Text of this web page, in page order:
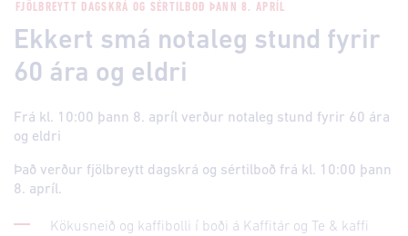
FJÖLBREYTT DAGSKRÁ OG SÉRTILBOÐ ÞANN 8. APRÍL
Ekkert smá notaleg stund fyrir
60 ára og eldri
Frá kl. 10:00 þann 8. apríl verður notaleg stund fyrir 60 ára
og eldri
Það verður fjölbreytt dagskrá og sértilboð frá kl. 10:00 þann
8. apríl.
Kökusneið og kaffibolli í boði á Kaffitár og Te & kaffi